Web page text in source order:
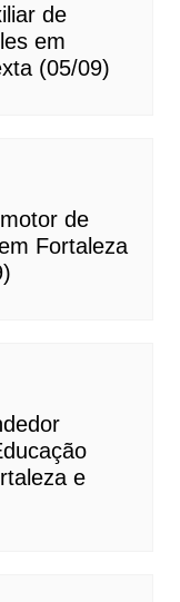
de
em
(05/09)
de
Fortaleza
e